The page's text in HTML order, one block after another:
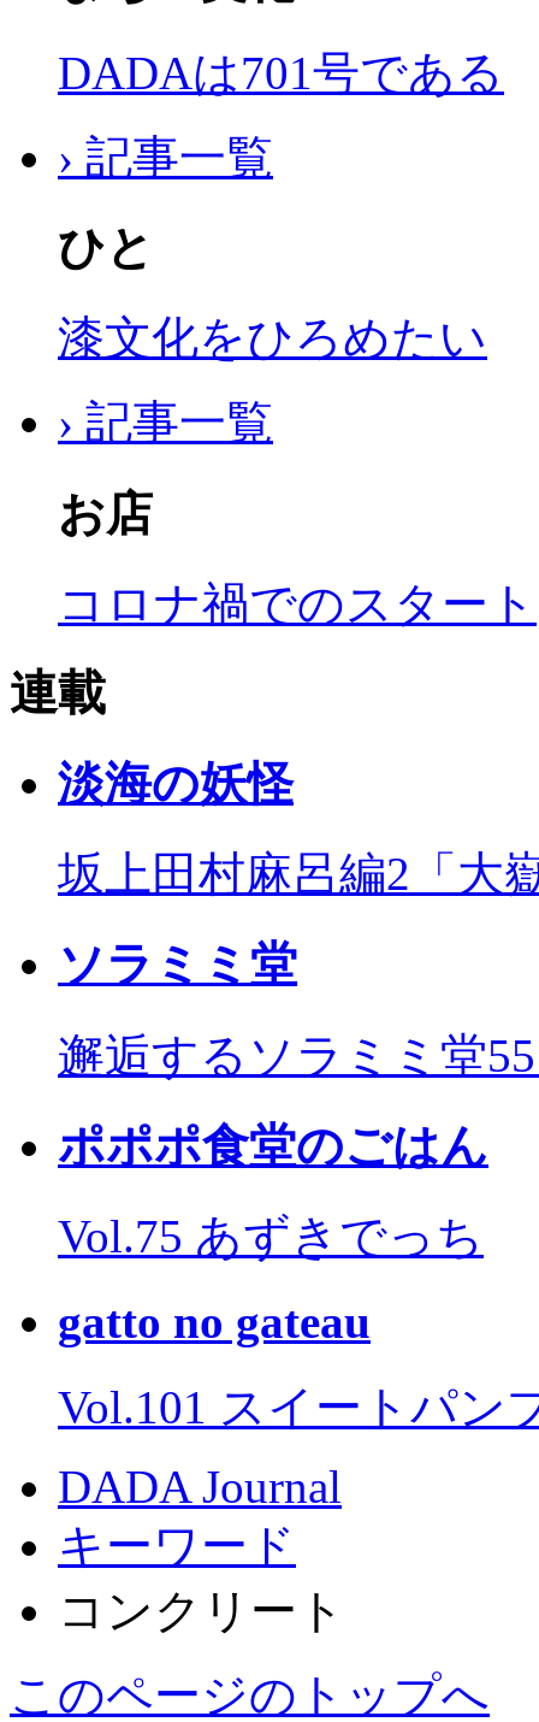
DADAは701号である
› 記事一覧
ひと
漆文化をひろめたい
› 記事一覧
お店
コロナ禍でのスタート
連載
淡海の妖怪
坂上田村麻呂編2「大
ソラミミ堂
邂逅するソラミミ堂
ポポポ食堂のごはん
Vol.75 あずきでっち
gatto no gateau
Vol.101 スイートパン
DADA Journal
キーワード
コンクリート
このページのトップへ